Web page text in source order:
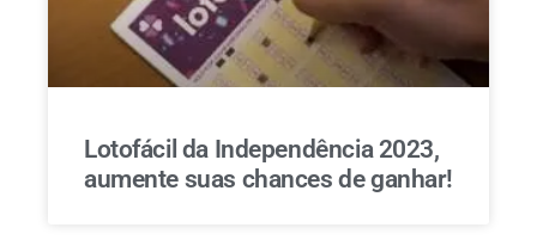
Lotofácil da Independência 2023,
aumente suas chances de ganhar!